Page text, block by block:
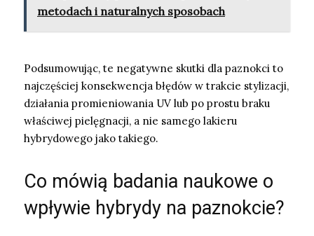
metodach i naturalnych sposobach
Podsumowując, te negatywne skutki dla paznokci to
najczęściej konsekwencja błędów w trakcie stylizacji,
działania promieniowania UV lub po prostu braku
właściwej pielęgnacji, a nie samego lakieru
hybrydowego jako takiego.
Co mówią badania naukowe o
wpływie hybrydy na paznokcie?